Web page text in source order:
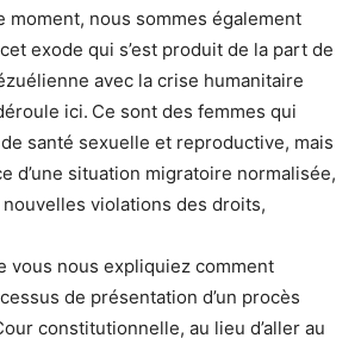
moment, nous sommes également
exode qui s’est produit de la part de
avec la crise humanitaire
ici. Ce sont des femmes qui
santé sexuelle et reproductive, mais
d’une situation migratoire normalisée,
violations des droits,
vous nous expliquiez comment
de présentation d’un procès
constitutionnelle, au lieu d’aller au